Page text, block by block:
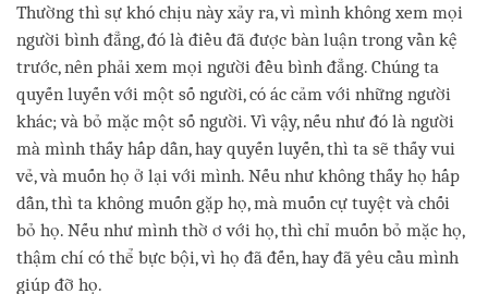
Thường thì sự khó chịu này xảy ra, vì mình không xem mọi
người bình đẳng, đó là điều đã được bàn luận trong vần kệ
trước, nên phải xem mọi người đều bình đẳng. Chúng ta
quyến luyến với một số người, có ác cảm với những người
khác; và bỏ mặc một số người. Vì vậy, nếu như đó là người
mà mình thấy hấp dẫn, hay quyến luyến, thì ta sẽ thấy vui
vẻ, và muốn họ ở lại với mình. Nếu như không thấy họ hấp
dẫn, thì ta không muốn gặp họ, mà muốn cự tuyệt và chối
bỏ họ. Nếu như mình thờ ơ với họ, thì chỉ muốn bỏ mặc họ,
thậm chí có thể bực bội, vì họ đã đến, hay đã yêu cầu mình
giúp đỡ họ.